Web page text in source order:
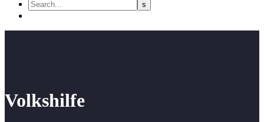
Volkshilfe